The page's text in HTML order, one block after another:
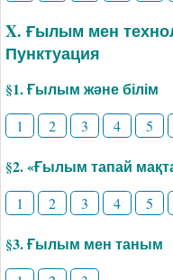
X. Ғылым мен
Пунктуация
§1. Ғылым және білім
1 2 3 4 5
§2. «Ғылым тапай
1 2 3 4 5
§3. Ғылым мен таным